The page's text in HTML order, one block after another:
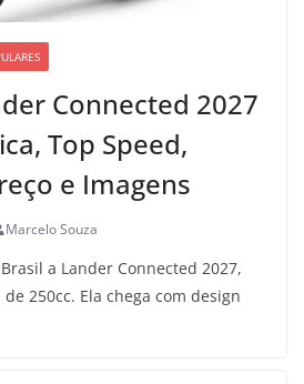
Connected 2027
Top Speed,
e Imagens
Marcelo Souza
a Lander Connected 2027,
250cc. Ela chega com design